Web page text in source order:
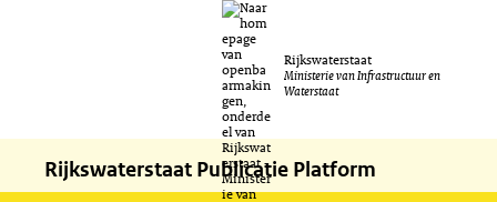
naar
de
inhoud
Rijkswaterstaat
Ministerie van Infrastructuur en
Waterstaat
Rijkswaterstaat Publicatie Platform